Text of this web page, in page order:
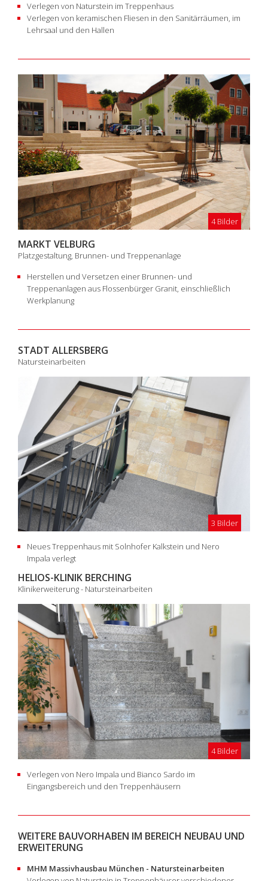
Verlegen von Naturstein im Treppenhaus
Verlegen von keramischen Fliesen in den Sanitärräumen, im
Lehrsaal und den Hallen
4 Bilder
MARKT VELBURG
Platzgestaltung, Brunnen- und Treppenanlage
Herstellen und Versetzen einer Brunnen- und
Treppenanlagen aus Flossenbürger Granit, einschließlich
Werkplanung
STADT ALLERSBERG
Natursteinarbeiten
3 Bilder
Neues Treppenhaus mit Solnhofer Kalkstein und Nero
Impala verlegt
HELIOS-KLINIK BERCHING
Klinikerweiterung - Natursteinarbeiten
4 Bilder
Verlegen von Nero Impala und Bianco Sardo im
Eingangsbereich und den Treppenhäusern
WEITERE BAUVORHABEN IM BEREICH NEUBAU UND
ERWEITERUNG
MHM Massivhausbau München - Natursteinarbeiten